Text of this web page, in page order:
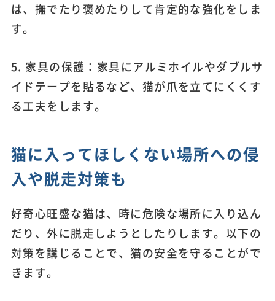
は、撫でたり褒めたりして肯定的な強化をしま
す。
5. 家具の保護：家具にアルミホイルやダブルサ
イドテープを貼るなど、猫が爪を立てにくくす
る工夫をします。
猫に入ってほしくない場所への侵
入や脱走対策も
好奇心旺盛な猫は、時に危険な場所に入り込ん
だり、外に脱走しようとしたりします。以下の
対策を講じることで、猫の安全を守ることがで
きます。